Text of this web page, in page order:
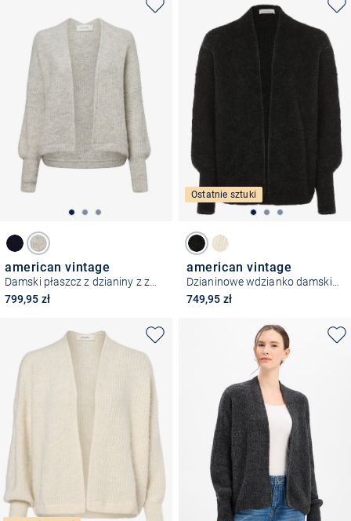
american vintage
Damski płaszcz z dzianiny z zawartością alpaki - East19A
799,95 zł
Ostatnie sztuki
american vintage
749,95 zł